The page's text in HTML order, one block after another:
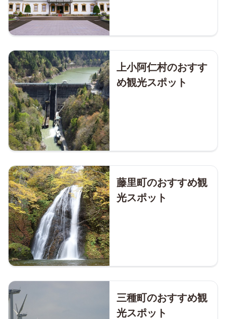
上小阿仁村のおすす
め観光スポット
藤里町のおすすめ観
光スポット
三種町のおすすめ観
光スポット